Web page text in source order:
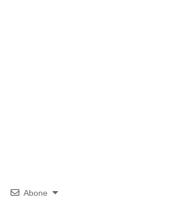
Abone